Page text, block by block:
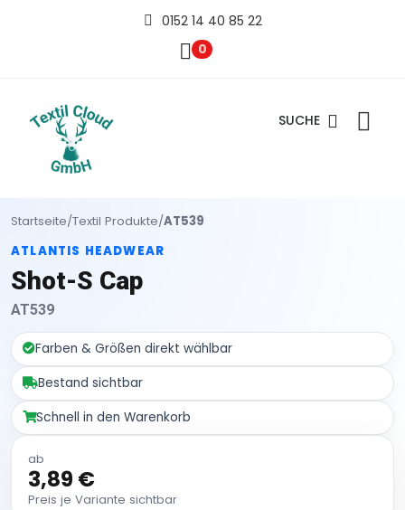
0152 14 40 85 22
0
SUCHE
Startseite/Textil Produkte/AT539
ATLANTIS HEADWEAR
Shot-S Cap
AT539
Farben & Größen direkt wählbar
Bestand sichtbar
Schnell in den Warenkorb
ab
3,89 €
Preis je Variante sichtbar